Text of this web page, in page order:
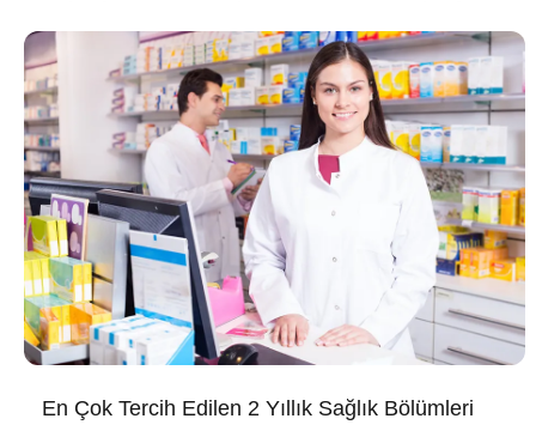
En Çok Tercih Edilen 2 Yıllık Sağlık Bölümleri